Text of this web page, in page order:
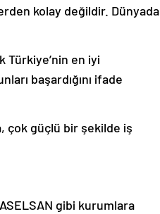
kolay değildir. Dünyada
Türkiye’nin en iyi
başardığını ifade
çok güçlü bir şekilde iş
gibi kurumlara